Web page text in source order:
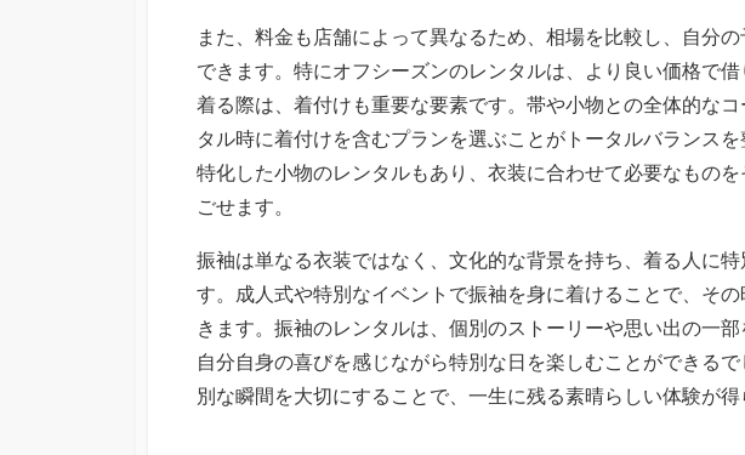
また、料金も店舗によって異なるため、相場を比較し、自分
できます。特にオフシーズンのレンタルは、より良い価格で
着る際は、着付けも重要な要素です。帯や小物との全体的な
タル時に着付けを含むプランを選ぶことがトータルバランス
特化した小物のレンタルもあり、衣装に合わせて必要なもの
ごせます。
振袖は単なる衣装ではなく、文化的な背景を持ち、着る人に
す。成人式や特別なイベントで振袖を身に着けることで、そ
きます。振袖のレンタルは、個別のストーリーや思い出の一部
自分自身の喜びを感じながら特別な日を楽しむことができる
別な瞬間を大切にすることで、一生に残る素晴らしい体験が得